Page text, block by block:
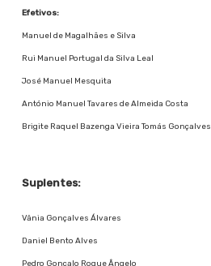
Efetivos:
Manuel de Magalhães e Silva
Rui Manuel Portugal da Silva Leal
José Manuel Mesquita
António Manuel Tavares de Almeida Costa
Brigite Raquel Bazenga Vieira Tomás Gonçalves
Suplentes:
Vânia Gonçalves Álvares
Daniel Bento Alves
Pedro Gonçalo Roque Ângelo